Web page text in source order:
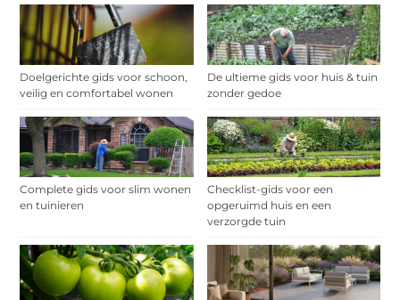
Doelgerichte gids voor schoon,
veilig en comfortabel wonen
De ultieme gids voor huis & tuin
zonder gedoe
Complete gids voor slim wonen
en tuinieren
Checklist-gids voor een
opgeruimd huis en een
verzorgde tuin